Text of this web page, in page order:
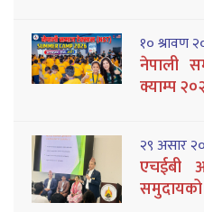
१० श्रावण
नेपाली
क्याम्प
२९ असार
एचईबी
समुदायको